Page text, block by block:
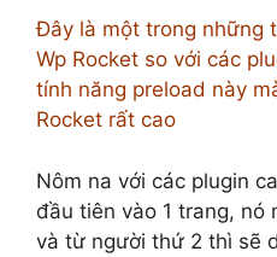
Đây là một trong những
Wp Rocket so với các
tính năng preload này
Rocket rất cao
Nôm na với các plugin
đầu tiên vào 1 trang, nó
và từ người thứ 2 thì sẽ